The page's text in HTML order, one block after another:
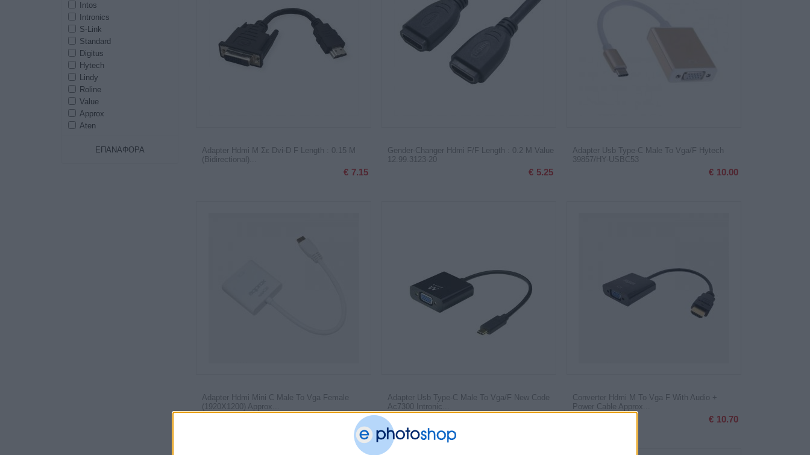
Intos
Intronics
S-Link
Standard
Digitus
Hytech
Lindy
Roline
Value
Approx
Aten
ΕΠΑΝΑΦΟΡΆ
Adapter Hdmi M Σε Dvi-D F Length : 0.15 M
(Bidirectional)...
€ 7.15
Gender-Changer Hdmi F/F Length : 0.2 M Value
12.99.3123-20
€ 5.25
Adapter Usb Type-C Male To Vga/F Hytech
39857/HY-USBC53
€ 10.00
Adapter Hdmi Mini C Male To Vga Female
(1920X1200) Approx...
10.50
Adapter Usb Type-C Male To Vga/F New Code
Ac7300 Intronic...
Converter Hdmi M To Vga F With Audio +
Power Cable Approx...
€ 10.70